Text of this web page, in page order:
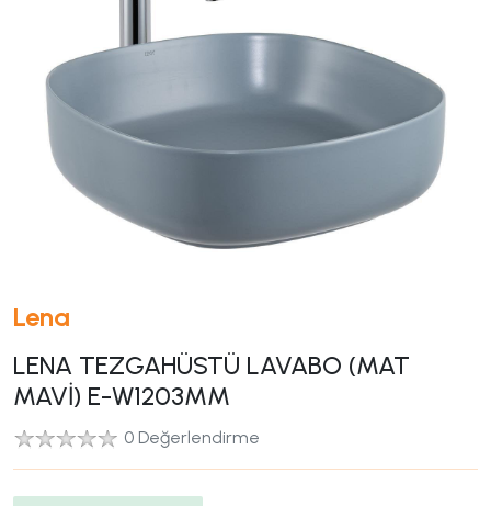
Lena
LENA TEZGAHÜSTÜ LAVABO (MAT
MAVİ) E-W1203MM
0 Değerlendirme